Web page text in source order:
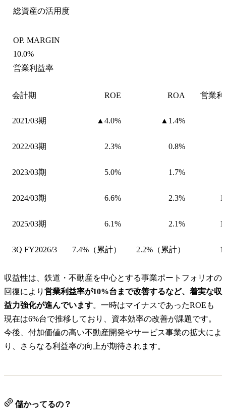
総資産の活用度
OP. MARGIN
10.0%
営業利益率
会計期 ROE ROA 営業
2021/03期 ▲4.0% ▲1.4%
2022/03期 2.3% 0.8%
2023/03期 5.0% 1.7%
2024/03期 6.6% 2.3%
2025/03期 6.1% 2.1%
3Q FY2026/3 7.4%（累計） 2.2%（累計）
収益性は、鉄道・不動産を中心とする事業ポートフォリオの
回復により 営業利益率が10%台まで改善するなど、着実な収
益力強化が進んでいます。一時はマイナスであったROEも
現在は6%台で推移しており、資本効率の改善が課題です。
今後、付加価値の高い不動産開発やサービス事業の拡大によ
り、さらなる利益率の向上が期待されます。
儲かってるの？